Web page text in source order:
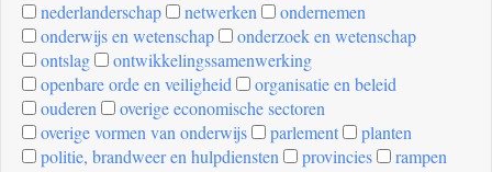
nederlanderschap
netwerken
ondernemen
onderwijs en wetenschap
onderzoek en wetenschap
ontslag
ontwikkelingssamenwerking
openbare orde en veiligheid
organisatie en beleid
ouderen
overige economische sectoren
overige vormen van onderwijs
parlement
planten
politie, brandweer en hulpdiensten
provincies
rampen